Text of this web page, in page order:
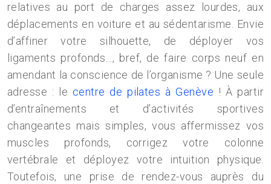
relatives au port de charges assez lourdes, aux
déplacements en voiture et au sédentarisme. Envie
d’affiner votre silhouette, de déployer vos
ligaments profonds…, bref, de faire corps neuf en
amendant la conscience de l’organisme ? Une seule
adresse : le centre de pilates à Genève ! À partir
d’entraînements et d’activités sportives
changeantes mais simples, vous affermissez vos
muscles profonds, corrigez votre colonne
vertébrale et déployez votre intuition physique.
Toutefois, une prise de rendez-vous auprès du